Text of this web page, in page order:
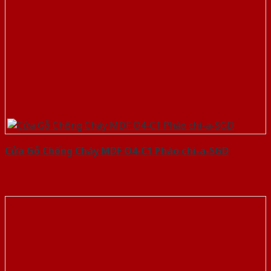
Cửa Gỗ Chống Cháy MDF O4-C1 Phào chi-a-SGD